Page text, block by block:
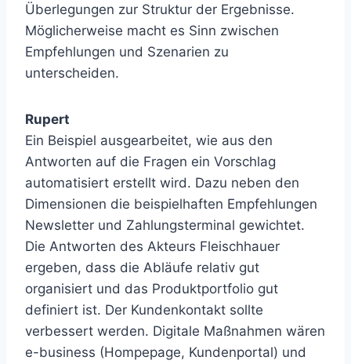
Überlegungen zur Struktur der Ergebnisse.
Möglicherweise macht es Sinn zwischen
Empfehlungen und Szenarien zu
unterscheiden.
Rupert
Ein Beispiel ausgearbeitet, wie aus den
Antworten auf die Fragen ein Vorschlag
automatisiert erstellt wird. Dazu neben den
Dimensionen die beispielhaften Empfehlungen
Newsletter und Zahlungsterminal gewichtet.
Die Antworten des Akteurs Fleischhauer
ergeben, dass die Abläufe relativ gut
organisiert und das Produktportfolio gut
definiert ist. Der Kundenkontakt sollte
verbessert werden. Digitale Maßnahmen wären
e-business (Hompepage, Kundenportal) und